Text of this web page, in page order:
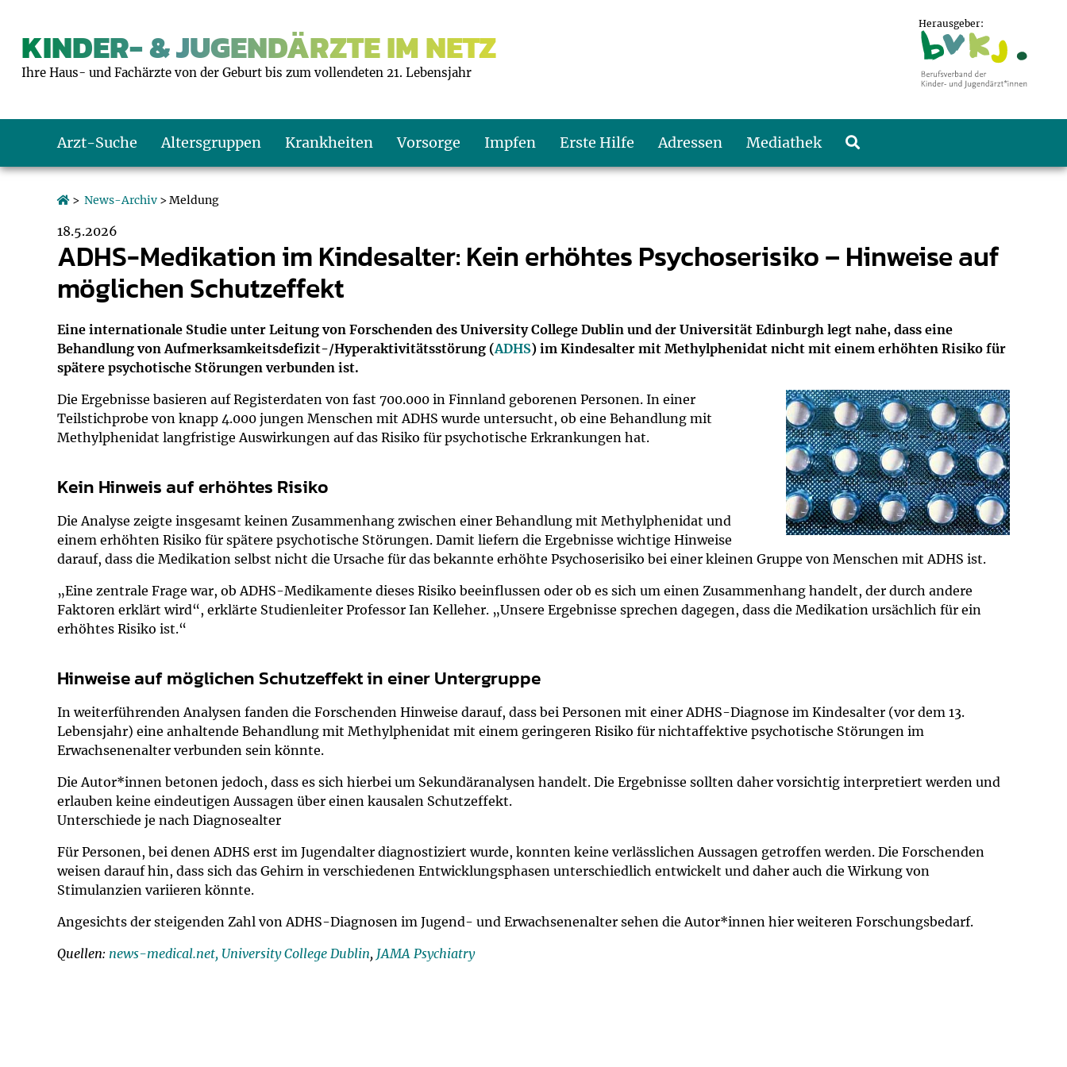
KINDER- & JUGENDÄRZTE IM NETZ
Ihre Haus- und Fachärzte von der Geburt bis zum vollendeten 21. Lebensjahr
Herausgeber:
Arzt-Suche Altersgruppen
Schulkinder
Jugendliche
Krankheiten Vorsorge
Schulkind: U10 bis U11
Teenager: J1 bis J2
Impfen
Was muss man beachten?
Impfreaktionen
Impfsicherheit
Häufige Fragen
Erste Hilfe
Hausapotheke
Sofortmaßnahmen
Notdienste
Adressen
Gesundheitsämter
Link-Tipps
Mediathek
Blutdruckrechner
Wachstum-Rechner
Empfehlungen zum Bildschirmmediengebrauch
Hörlexikon
Broschüren und Informationsflyer
U0-Vorsorge
> News-Archiv > Meldung
18.5.2026
ADHS-Medikation im Kindesalter: Kein erhöhtes Psychoserisiko – Hinweise auf
möglichen Schutzeffekt
Eine internationale Studie unter Leitung von Forschenden des University College Dublin und der Universität Edinburgh legt nahe, dass eine
Behandlung von Aufmerksamkeitsdefizit-/Hyperaktivitätsstörung (ADHS) im Kindesalter mit Methylphenidat nicht mit einem erhöhten Risiko für
spätere psychotische Störungen verbunden ist.
Die Ergebnisse basieren auf Registerdaten von fast 700.000 in Finnland geborenen Personen. In einer
Teilstichprobe von knapp 4.000 jungen Menschen mit ADHS wurde untersucht, ob eine Behandlung mit
Methylphenidat langfristige Auswirkungen auf das Risiko für psychotische Erkrankungen hat.
Kein Hinweis auf erhöhtes Risiko
Die Analyse zeigte insgesamt keinen Zusammenhang zwischen einer Behandlung mit Methylphenidat und
einem erhöhten Risiko für spätere psychotische Störungen. Damit liefern die Ergebnisse wichtige Hinweise
darauf, dass die Medikation selbst nicht die Ursache für das bekannte erhöhte Psychoserisiko bei einer kleinen Gruppe von Menschen mit ADHS ist.
„Eine zentrale Frage war, ob ADHS-Medikamente dieses Risiko beeinflussen oder ob es sich um einen Zusammenhang handelt, der durch andere
Faktoren erklärt wird“, erklärte Studienleiter Professor Ian Kelleher. „Unsere Ergebnisse sprechen dagegen, dass die Medikation ursächlich für ein
erhöhtes Risiko ist.“
Hinweise auf möglichen Schutzeffekt in einer Untergruppe
In weiterführenden Analysen fanden die Forschenden Hinweise darauf, dass bei Personen mit einer ADHS-Diagnose im Kindesalter (vor dem 13.
Lebensjahr) eine anhaltende Behandlung mit Methylphenidat mit einem geringeren Risiko für nichtaffektive psychotische Störungen im
Erwachsenenalter verbunden sein könnte.
Die Autor*innen betonen jedoch, dass es sich hierbei um Sekundäranalysen handelt. Die Ergebnisse sollten daher vorsichtig interpretiert werden und
erlauben keine eindeutigen Aussagen über einen kausalen Schutzeffekt.
Unterschiede je nach Diagnosealter
Für Personen, bei denen ADHS erst im Jugendalter diagnostiziert wurde, konnten keine verlässlichen Aussagen getroffen werden. Die Forschenden
weisen darauf hin, dass sich das Gehirn in verschiedenen Entwicklungsphasen unterschiedlich entwickelt und daher auch die Wirkung von
Stimulanzien variieren könnte.
Angesichts der steigenden Zahl von ADHS-Diagnosen im Jugend- und Erwachsenenalter sehen die Autor*innen hier weiteren Forschungsbedarf.
Quellen: news-medical.net, University College Dublin, JAMA Psychiatry